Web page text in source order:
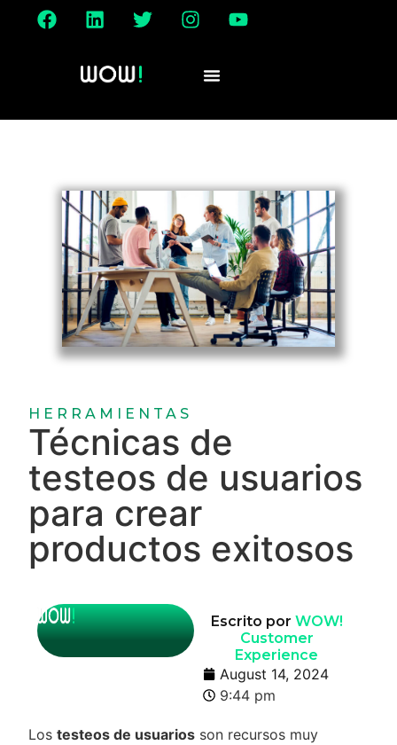
HERRAMIENTAS
Técnicas de
testeos de usuarios
para crear
productos exitosos
Escrito por WOW!
Customer
Experience
August 14, 2024
9:44 pm
Los testeos de usuarios son recursos muy